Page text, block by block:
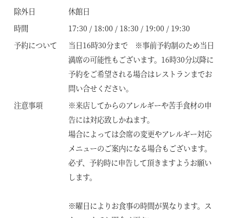
除外日
休館日
時間
17:30 / 18:00 / 18:30 / 19:00 / 19:30
予約について
当日16時30分まで ※事前予約制のため当日
満席の可能性もございます。16時30分以降に
予約をご希望される場合はレストランまでお
問い合せください。
注意事項
※来店してからのアレルギーや苦手食材の申
告には対応致しかねます。
場合によっては会席の変更やアレルギー対応
メニューのご案内になる場合もございます。
必ず、予約時に申告して頂きますようお願い
します。
※曜日によりお食事の時間が異なります。ス